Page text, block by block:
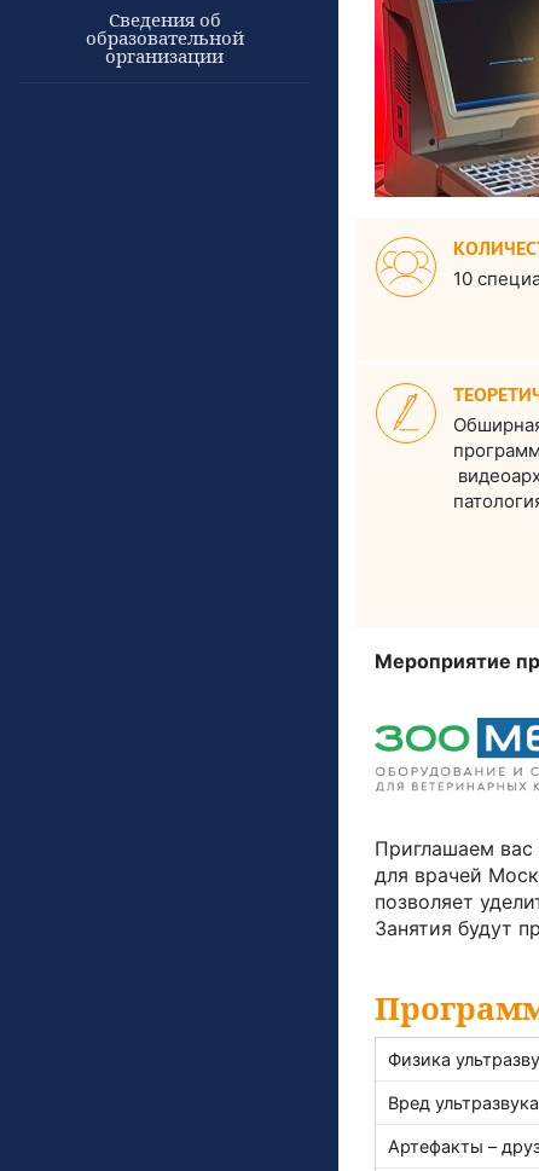
Сведения об
образовательной
организации
10
Мероприятие
Приглашаем вас
для врачей
позволяет
Занятия будут
Физика
Вред
Артефакты –